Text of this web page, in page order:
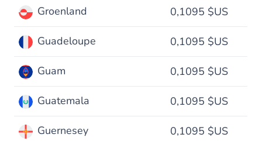
Groenland 0,1095 $US
Guadeloupe 0,1095 $US
Guam 0,1095 $US
Guatemala 0,1095 $US
Guernesey 0,1095 $US